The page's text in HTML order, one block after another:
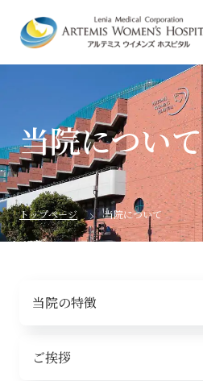
当院について
トップページ ⁩当院について
当院の特徴
ご挨拶